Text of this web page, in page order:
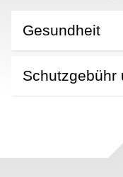
Gesundheit
Schutzgebühr